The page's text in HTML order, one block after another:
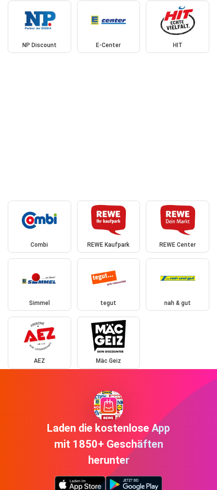
NP Discount E-Center HIT
Combi REWE Kaufpark REWE Center
Simmel tegut nah & gut
AEZ Mäc Geiz
Laden die kostenlose App
mit 1850+ Geschäften
herunter